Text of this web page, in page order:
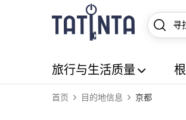
旅行与生活质量
首页 目的地信息 京都